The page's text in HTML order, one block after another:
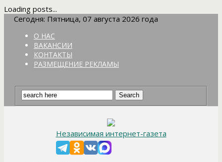
Loading posts...
Сегодня: Пятница, 07 августа 2026 года
О НАС
ВАКАНСИИ
КОНТАКТЫ
РАЗМЕЩЕНИЕ РЕКЛАМЫ
Независимая интернет-газета